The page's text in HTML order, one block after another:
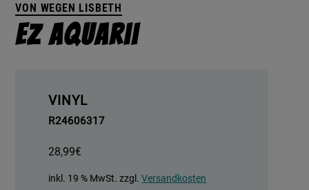
VON WEGEN LISBETH
EZ Aquarii
VINYL
R24606317
28,99€
inkl. 19 % MwSt. zzgl.Versandkosten